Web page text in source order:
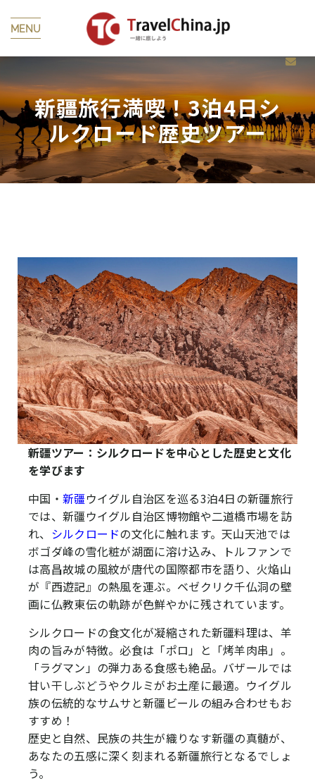
MENU
新疆旅行満喫！3泊4日シ
ルクロード歴史ツアー
新疆ツアー：シルクロードを中心とした歴史と文化
を学びます
中国・ 新疆ウイグル自治区を巡る3泊4日の新疆旅行
では、新疆ウイグル自治区博物館や二道橋市場を訪
れ、 シルクロードの文化に触れます。天山天池では
ボゴダ峰の雪化粧が湖面に溶け込み、トルファンで
は高昌故城の風紋が唐代の国際都市を語り、火焔山
が『西遊記』の熱風を運ぶ。ベゼクリク千仏洞の壁
画に仏教東伝の軌跡が色鮮やかに残されています。
シルクロードの食文化が凝縮された新疆料理は、羊
肉の旨みが特徴。必食は「ポロ」と「烤羊肉串」。
「ラグマン」の弾力ある食感も絶品。バザールでは
甘い干しぶどうやクルミがお土産に最適。ウイグル
族の伝統的なサムサと新疆ビールの組み合わせもお
すすめ！
歴史と自然、民族の共生が織りなす新疆の真髄が、
あなたの五感に深く刻まれる新疆旅行となるでしょ
う。